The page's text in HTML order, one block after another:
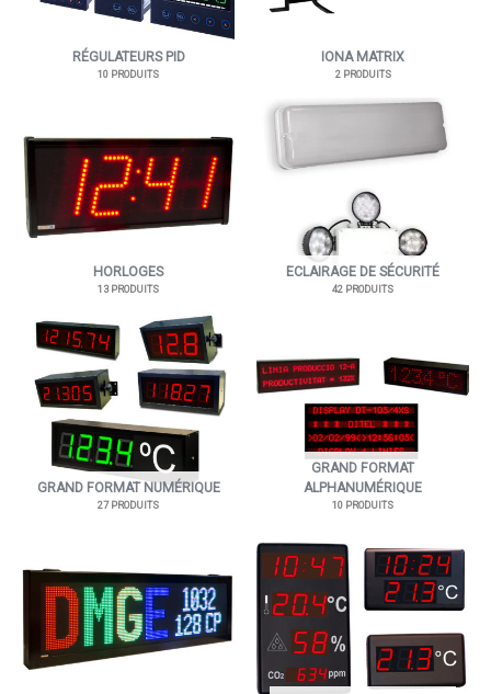
RÉGULATEURS PID
10 PRODUITS
IONA MATRIX
2 PRODUITS
HORLOGES
13 PRODUITS
ECLAIRAGE DE SÉCURITÉ
42 PRODUITS
GRAND FORMAT NUMÉRIQUE
27 PRODUITS
GRAND FORMAT
ALPHANUMÉRIQUE
10 PRODUITS